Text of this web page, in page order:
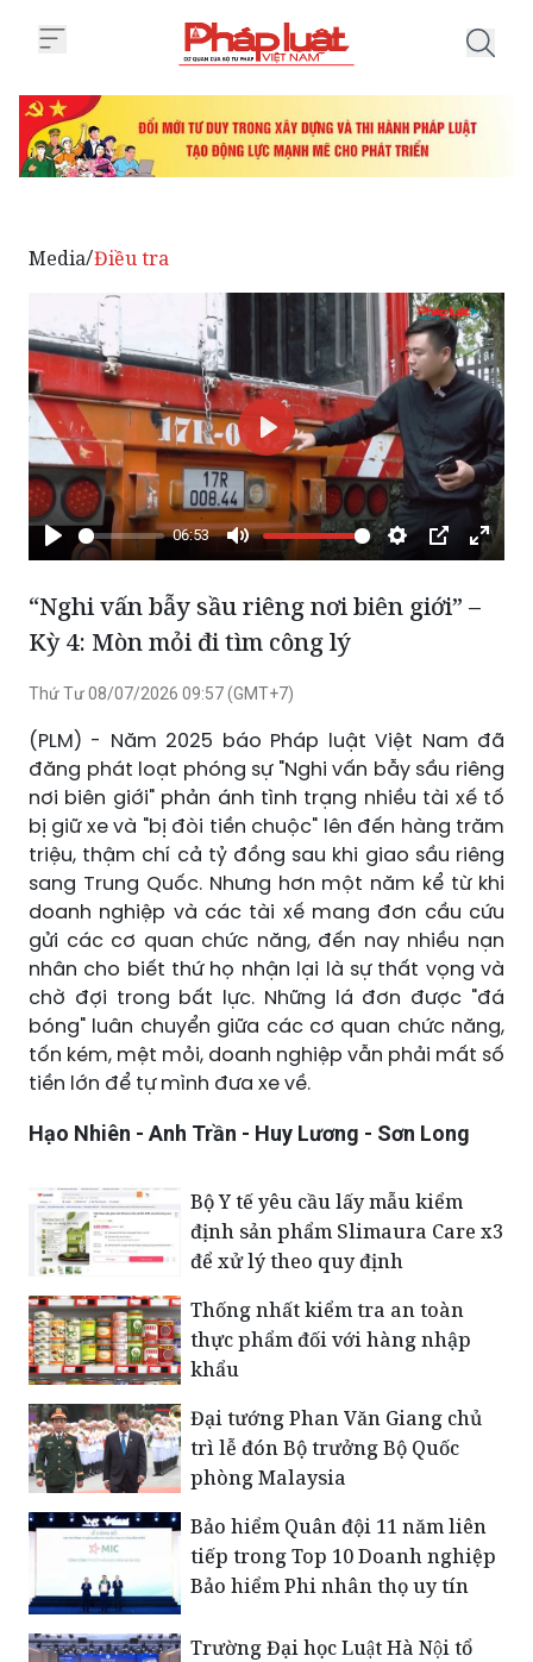
Media/Điều tra
Phát
06:53
Tắt
tiếng
Cài
Chế
độ
Xem
Phát
“Nghi vấn bẫy sầu riêng nơi biên giới” –
Kỳ 4: Mòn mỏi đi tìm công lý
Thứ Tư 08/07/2026 09:57 (GMT+7)
(PLM) - Năm 2025 báo Pháp luật Việt Nam đã
đăng phát loạt phóng sự "Nghi vấn bẫy sầu riêng
nơi biên giới" phản ánh tình trạng nhiều tài xế tố
bị giữ xe và "bị đòi tiền chuộc" lên đến hàng trăm
triệu, thậm chí cả tỷ đồng sau khi giao sầu riêng
sang Trung Quốc. Nhưng hơn một năm kể từ khi
doanh nghiệp và các tài xế mang đơn cầu cứu
gửi các cơ quan chức năng, đến nay nhiều nạn
nhân cho biết thứ họ nhận lại là sự thất vọng và
chờ đợi trong bất lực. Những lá đơn được "đá
bóng" luân chuyển giữa các cơ quan chức năng,
tốn kém, mệt mỏi, doanh nghiệp vẫn phải mất số
tiền lớn để tự mình đưa xe về.
Hạo Nhiên - Anh Trần - Huy Lương - Sơn Long
Bộ Y tế yêu cầu lấy mẫu kiểm
định sản phẩm Slimaura Care x3
để xử lý theo quy định
Thống nhất kiểm tra an toàn
thực phẩm đối với hàng nhập
khẩu
Đại tướng Phan Văn Giang chủ
trì lễ đón Bộ trưởng Bộ Quốc
phòng Malaysia
Bảo hiểm Quân đội 11 năm liên
tiếp trong Top 10 Doanh nghiệp
Bảo hiểm Phi nhân thọ uy tín
Trường Đại học Luật Hà Nội tổ